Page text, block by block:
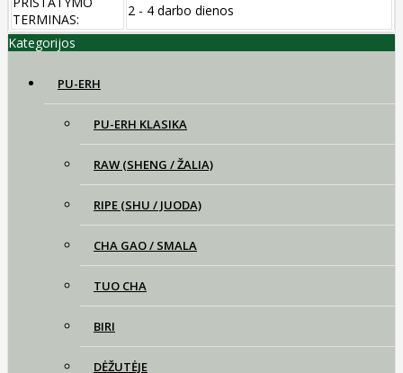
TERMINAS:
2 - 4 darbo dienos
Kategorijos
PU-ERH
PU-ERH KLASIKA
RAW (SHENG / ŽALIA)
RIPE (SHU / JUODA)
CHA GAO / SMALA
TUO CHA
BIRI
DĖŽUTĖJE